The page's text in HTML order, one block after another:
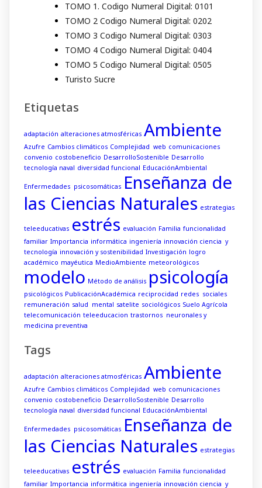
TOMO 1. Codigo Numeral Digital: 0101
TOMO 2 Codigo Numeral Digital: 0202
TOMO 3 Codigo Numeral Digital: 0303
TOMO 4 Codigo Numeral Digital: 0404
TOMO 5 Codigo Numeral Digital: 0505
Turisto Sucre
Etiquetas
adaptación alteraciones atmosféricas Ambiente
Azufre Cambios climáticos Complejidad web comunicaciones
convenio costobeneficio DesarrolloSostenible Desarrollo
tecnología naval diversidad funcional EducaciónAmbiental
Enfermedades psicosomáticas Enseñanza de
las Ciencias Naturales estrategias
teleeducativas estrés evaluación Familia funcionalidad
familiar Importancia informática ingeniería innovación ciencia y
tecnología innovación y sostenibilidad Investigación logro
académico mayéutica MedioAmbiente meteorológicos
modelo Método de análisis psicología
psicológicos PublicaciónAcadémica reciprocidad redes sociales
remuneración salud mental satelite sociológicos Suelo Agrícola
telecomunicación teleeducacion trastornos neuronales y
medicina preventiva
Tags
adaptación alteraciones atmosféricas Ambiente
Azufre Cambios climáticos Complejidad web comunicaciones
convenio costobeneficio DesarrolloSostenible Desarrollo
tecnología naval diversidad funcional EducaciónAmbiental
Enfermedades psicosomáticas Enseñanza de
las Ciencias Naturales estrategias
teleeducativas estrés evaluación Familia funcionalidad
familiar Importancia informática ingeniería innovación ciencia y